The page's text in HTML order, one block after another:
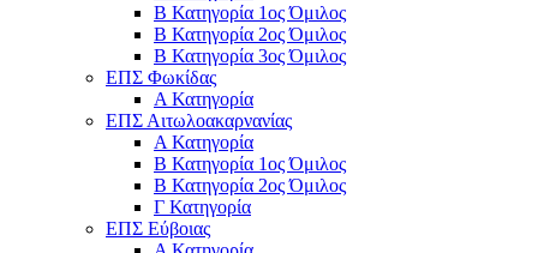
Β Κατηγορία 1ος Όμιλος
Β Κατηγορία 2ος Όμιλος
Β Κατηγορία 3ος Όμιλος
ΕΠΣ Φωκίδας
Α Κατηγορία
ΕΠΣ Αιτωλοακαρνανίας
Α Κατηγορία
Β Κατηγορία 1ος Όμιλος
Β Κατηγορία 2ος Όμιλος
Γ Κατηγορία
ΕΠΣ Εύβοιας